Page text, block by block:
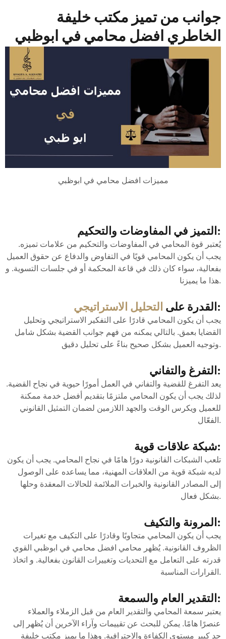
جوانب من تميز مكتب خليفة
الخاطري افضل محامي في ابوظبي
مميزات افضل محامي في ابوظبي
التميز في المفاوضات والتحكيم:
يُعتبر قوة المحامي في المفاوضات والتحكيم من علامات تميزه.
يجب أن يكون المحامي قويًا في التفاوض والدفاع عن حقوق العميل
بفعالية، سواء كان ذلك في قاعة المحكمة أو في جلسات التسوية. و
هذا ما يميزنا.
القدرة على التحليل الاستراتيجي :
يجب أن يكون المحامي قادرًا على التفكير الاستراتيجي وتحليل
القضايا بعمق. بالتالي يمكنه من فهم جوانب القضية بشكل شامل
وتوجيه العميل بشكل صحيح بناءً على تحليل دقيق.
التفرغ والتفاني:
يعد التفرغ للقضية والتفاني في العمل أمورًا حيوية في نجاح القضية.
لذلك يجب أن يكون المحامي ملتزمًا بتقديم أفضل خدمة ممكنة
للعميل ويكرس الوقت والجهد اللازمين لضمان التمثيل القانوني
الفعّال.
شبكة علاقات قوية:
تلعب الشبكات القانونية دورًا هامًا في نجاح المحامي. يجب أن يكون
لديه شبكة قوية من العلاقات المهنية، مما يساعده على الوصول
إلى المصادر القانونية والخبرات الملائمة للحالات المعقدة وحلها
بشكل فعال.
المرونة والتكيف:
يجب أن يكون المحامي متجاوبًا وقادرًا على التكيف مع تغيرات
الظروف القانونية. يُظهر محامي افضل محامي في ابوظبي القوي
قدرته على التعامل مع التحديات وتغييرات القانون بفعالية. و اتخاذ
القرارات المناسبة.
التقدير العام والسمعة:
يعتبر سمعة المحامي والتقدير العام من قبل الزملاء والعملاء
عنصرًا هامًا. يمكن للبحث عن تقييمات وآراء الآخرين أن يُظهر إلى
حد كبير مستوى الكفاءة والاحترافية. وهذا ما يميز مكتب خليفة